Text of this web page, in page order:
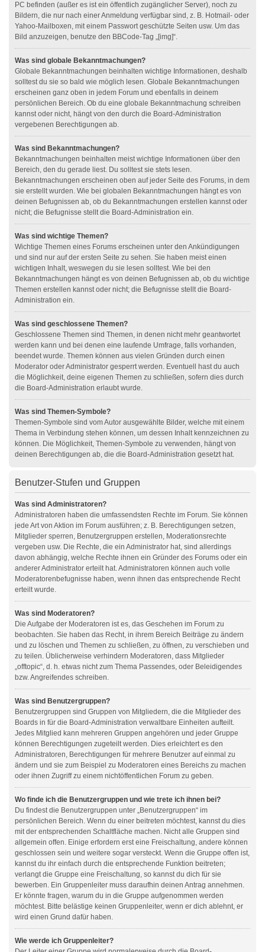
PC befinden (außer es ist ein öffentlich zugänglicher Server), noch zu
Bildern, die nur nach einer Anmeldung verfügbar sind, z. B. Hotmail- oder
Yahoo-Mailboxen, mit einem Passwort geschützte Seiten usw. Um das
Bild anzuzeigen, benutze den BBCode-Tag „[img]“.
Was sind globale Bekanntmachungen?
Globale Bekanntmachungen beinhalten wichtige Informationen, deshalb
solltest du sie so bald wie möglich lesen. Globale Bekanntmachungen
erscheinen ganz oben in jedem Forum und ebenfalls in deinem
persönlichen Bereich. Ob du eine globale Bekanntmachung schreiben
kannst oder nicht, hängt von den durch die Board-Administration
vergebenen Berechtigungen ab.
Was sind Bekanntmachungen?
Bekanntmachungen beinhalten meist wichtige Informationen über den
Bereich, den du gerade liest. Du solltest sie stets lesen.
Bekanntmachungen erscheinen oben auf jeder Seite des Forums, in dem
sie erstellt wurden. Wie bei globalen Bekanntmachungen hängt es von
deinen Befugnissen ab, ob du Bekanntmachungen erstellen kannst oder
nicht; die Befugnisse stellt die Board-Administration ein.
Was sind wichtige Themen?
Wichtige Themen eines Forums erscheinen unter den Ankündigungen
und sind nur auf der ersten Seite zu sehen. Sie haben meist einen
wichtigen Inhalt, weswegen du sie lesen solltest. Wie bei den
Bekanntmachungen hängt es von deinen Befugnissen ab, ob du wichtige
Themen erstellen kannst oder nicht; die Befugnisse stellt die Board-
Administration ein.
Was sind geschlossene Themen?
Geschlossene Themen sind Themen, in denen nicht mehr geantwortet
werden kann und bei denen eine laufende Umfrage, falls vorhanden,
beendet wurde. Themen können aus vielen Gründen durch einen
Moderator oder Administrator gesperrt werden. Eventuell hast du auch
die Möglichkeit, deine eigenen Themen zu schließen, sofern dies durch
die Board-Administration erlaubt wurde.
Was sind Themen-Symbole?
Themen-Symbole sind vom Autor ausgewählte Bilder, welche mit einem
Thema in Verbindung stehen können, um dessen Inhalt kennzeichnen zu
können. Die Möglichkeit, Themen-Symbole zu verwenden, hängt von
deinen Berechtigungen ab, die die Board-Administration gesetzt hat.
Benutzer-Stufen und Gruppen
Was sind Administratoren?
Administratoren haben die umfassendsten Rechte im Forum. Sie können
jede Art von Aktion im Forum ausführen; z. B. Berechtigungen setzen,
Mitglieder sperren, Benutzergruppen erstellen, Moderationsrechte
vergeben usw. Die Rechte, die ein Administrator hat, sind allerdings
davon abhängig, welche Rechte ihnen ein Gründer des Forums oder ein
anderer Administrator erteilt hat. Administratoren können auch volle
Moderatorenbefugnisse haben, wenn ihnen das entsprechende Recht
erteilt wurde.
Was sind Moderatoren?
Die Aufgabe der Moderatoren ist es, das Geschehen im Forum zu
beobachten. Sie haben das Recht, in ihrem Bereich Beiträge zu ändern
und zu löschen und Themen zu schließen, zu öffnen, zu verschieben und
zu teilen. Üblicherweise verhindern Moderatoren, dass Mitglieder
„offtopic“, d. h. etwas nicht zum Thema Passendes, oder Beleidigendes
bzw. Angreifendes schreiben.
Was sind Benutzergruppen?
Benutzergruppen sind Gruppen von Mitgliedern, die die Mitglieder des
Boards in für die Board-Administration verwaltbare Einheiten aufteilt.
Jedes Mitglied kann mehreren Gruppen angehören und jeder Gruppe
können Berechtigungen zugeteilt werden. Dies erleichtert es den
Administratoren, Berechtigungen für mehrere Benutzer auf einmal zu
ändern und sie zum Beispiel zu Moderatoren eines Bereichs zu machen
oder ihnen Zugriff zu einem nichtöffentlichen Forum zu geben.
Wo finde ich die Benutzergruppen und wie trete ich ihnen bei?
Du findest die Benutzergruppen unter „Benutzergruppen“ im
persönlichen Bereich. Wenn du einer beitreten möchtest, kannst du dies
mit der entsprechenden Schaltfläche machen. Nicht alle Gruppen sind
allgemein offen. Einige erfordern erst eine Freischaltung, andere können
geschlossen sein und weitere sogar versteckt. Wenn die Gruppe offen ist,
kannst du ihr einfach durch die entsprechende Funktion beitreten;
verlangt die Gruppe eine Freischaltung, so kannst du dich für sie
bewerben. Ein Gruppenleiter muss daraufhin deinen Antrag annehmen.
Er könnte fragen, warum du in die Gruppe aufgenommen werden
möchtest. Bitte belästige keinen Gruppenleiter, wenn er dich ablehnt, er
wird einen Grund dafür haben.
Wie werde ich Gruppenleiter?